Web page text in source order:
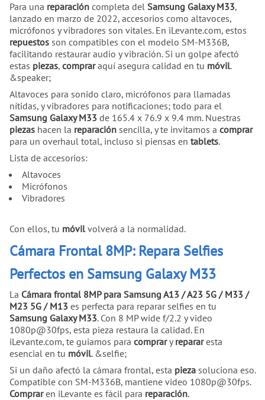
Para una reparación completa del Samsung Galaxy M33,
lanzado en marzo de 2022, accesorios como altavoces,
micrófonos y vibradores son vitales. En iLevante.com, estos
repuestos son compatibles con el modelo SM-M336B,
facilitando restaurar audio y vibración. Si un golpe afectó
estas piezas, compraraquí asegura calidad en tu móvil.
&speaker;
Altavoces para sonido claro, micrófonos para llamadas
nítidas, y vibradores para notificaciones; todo para el
Samsung Galaxy M33 de 165.4 x 76.9 x 9.4 mm. Nuestras
piezas hacen la reparación sencilla, y te invitamos a comprar
para un overhaul total, incluso si piensas en tablets.
Lista de accesorios:
Altavoces
Micrófonos
Vibradores
Con ellos, tu móvil volverá a la normalidad.
Cámara Frontal 8MP: Repara Selfies
Perfectos en Samsung Galaxy M33
La Cámara frontal 8MP para Samsung A13 / A23 5G / M33 /
M23 5G / M13 es perfecta para reparar selfies en tu
Samsung Galaxy M33. Con 8 MP wide f/2.2 y video
1080p@30fps, esta pieza restaura la calidad. En
iLevante.com, te guiamos para compraryrepararesta
esencial en tu móvil. &selfie;
Si un daño afectó la cámara frontal, esta pieza soluciona eso.
Compatible con SM-M336B, mantiene video 1080p@30fps.
Compraren iLevante es fácil para reparación.